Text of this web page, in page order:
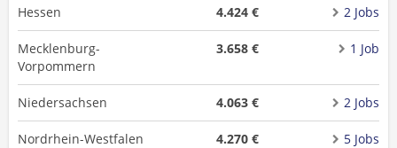
Hessen 4.424 € 2 Jobs
Mecklenburg-
Vorpommern
3.658 € 1 Job
Niedersachsen 4.063 € 2 Jobs
Nordrhein-Westfalen 4.270 € 5 Jobs